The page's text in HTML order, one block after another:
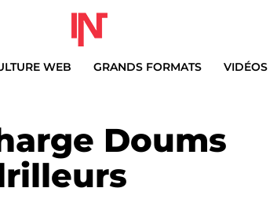
WEB GRANDS FORMATS VIDÉOS
Doums